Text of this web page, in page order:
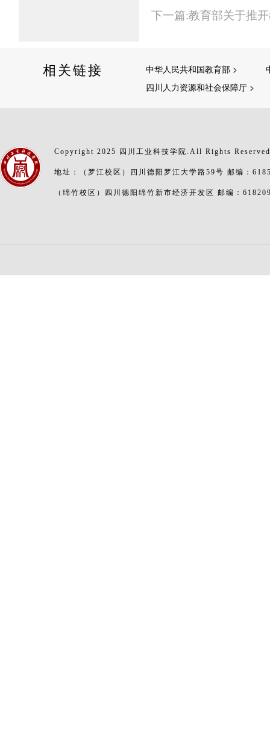
下一篇:教育部关于推
相关链接 中华人民共和国教育部 >
四川人力资源和社会保障厅 >
Copyright 2025 四川工业科技学院.All Rights
地址：（罗江校区）四川德阳罗江大学路59号 邮编：
（绵竹校区）四川德阳绵竹新市经济开发区 邮编：